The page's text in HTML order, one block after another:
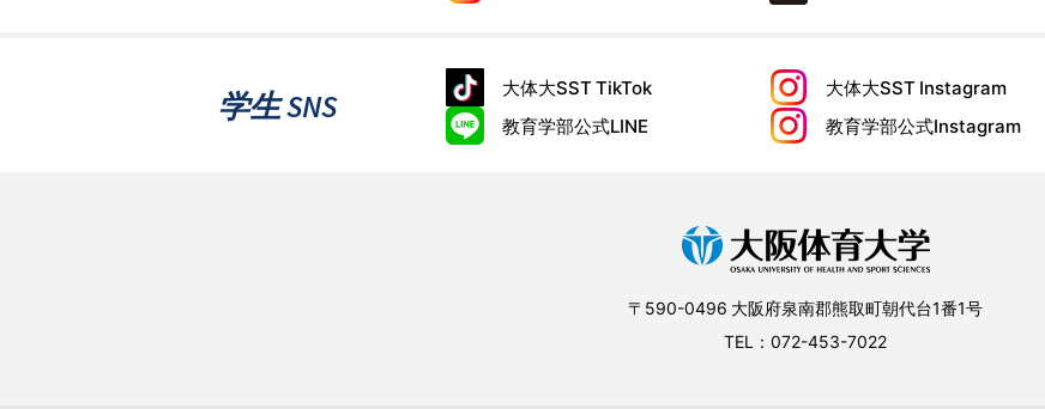
学生 SNS 大体大SSTTikTok 大体大SST Instagram
教育学部公式LINE 教育学部公式Instagram
〒590-0496 大阪府泉南郡熊取町朝代台1番1号
TEL：072-453-7022